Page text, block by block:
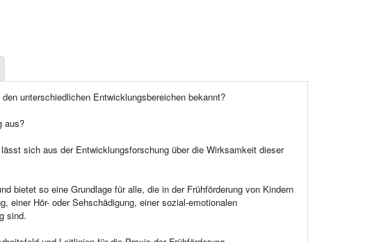
unterschiedlichen Entwicklungsbereichen bekannt?
aus?
sich aus der Entwicklungsforschung über die Wirksamkeit dieser
bietet so eine Grundlage für alle, die in der Frühförderung von Kindern
einer Hör- oder Sehschädigung, einer sozial-emotionalen
sind.